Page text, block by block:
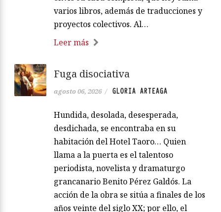
varios libros, además de traducciones y
proyectos colectivos. Al…
Leer más
Fuga disociativa
agosto 06, 2026 / GLORIA ARTEAGA
Hundida, desolada, desesperada,
desdichada, se encontraba en su
habitación del Hotel Taoro… Quien
llama a la puerta es el talentoso
periodista, novelista y dramaturgo
grancanario Benito Pérez Galdós. La
acción de la obra se sitúa a finales de los
años veinte del siglo XX; por ello, el